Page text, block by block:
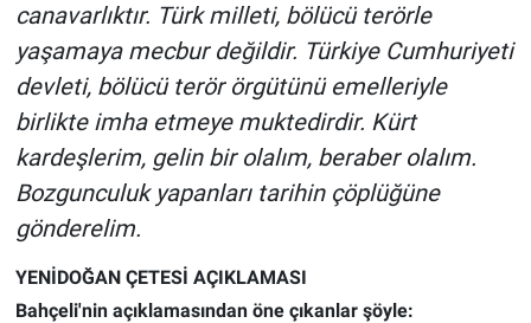
canavarlıktır. Türk milleti, bölücü terörle
yaşamaya mecbur değildir. Türkiye Cumhuriyeti
devleti, bölücü terör örgütünü emelleriyle
birlikte imha etmeye muktedirdir. Kürt
kardeşlerim, gelin bir olalım, beraber olalım.
Bozgunculuk yapanları tarihin çöplüğüne
gönderelim.
YENİDOĞAN ÇETESİ AÇIKLAMASI
Bahçeli'nin açıklamasından öne çıkanlar şöyle: